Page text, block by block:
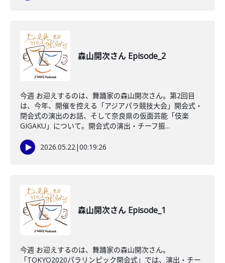
森山開次さん Episode_2
今週 お迎えするのは、舞踊家の森山開次さん。第2回目
は、今年、開催を控える「アジアパラ競技大会」開会式・
閉会式の演出のお話、そして奈良県の仮面芸能「伎楽
GIGAKU」について。開会式の演出・チーフ振...
2026.05.22|00:19:26
森山開次さん Episode_1
今週 お迎えするのは、舞踊家の森山開次さん。
「TOKYO2020パラリンピック開会式」では、演出・チー